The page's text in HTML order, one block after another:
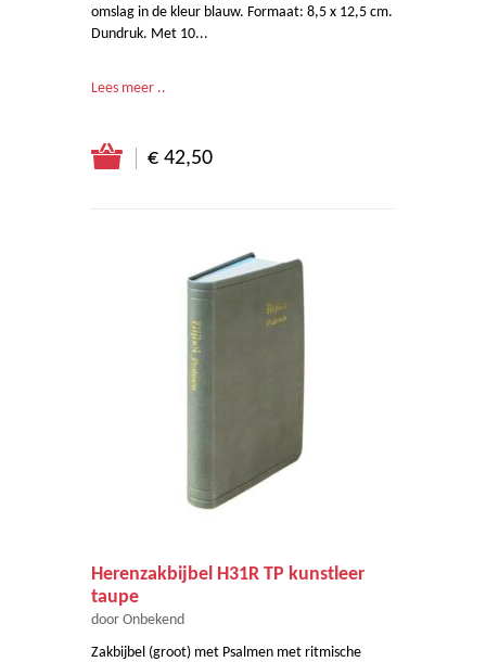
omslag in de kleur blauw. Formaat: 8,5 x 12,5 cm.
Dundruk. Met 10...
Lees meer ..
€ 42,50
Herenzakbijbel H31R TP kunstleer
taupe
door Onbekend
Zakbijbel (groot) met Psalmen met ritmische